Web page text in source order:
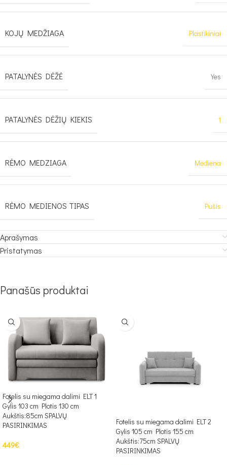
KOJŲ MEDŽIAGA Plastikiniai
PATALYNĖS DĖŽĖ Yes
PATALYNĖS DĖŽIŲ KIEKIS 1
RĖMO MEDZIAGA Mediena
RĖMO MEDIENOS TIPAS Pušis
Aprašymas
Pristatymas
Panašūs produktai
Fotelis su miegama dalimi ELT 1
Gylis 103 cm Plotis 130 cm
Aukštis:85cm SPALVŲ
PASIRINKIMAS
449€
Fotelis su miegama dalimi ELT 2
Gylis 105 cm Plotis 155 cm
Aukštis:75cm SPALVŲ
PASIRINKIMAS